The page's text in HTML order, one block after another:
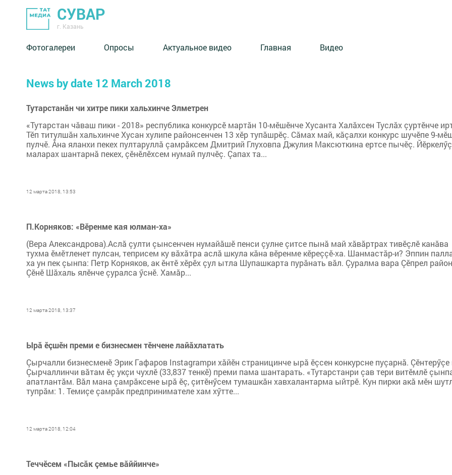
СУВАР
г. Казань
Фотогалереи Опросы Актуальное видео Главная Видео
News by date 12 March 2018
Тутарстанăн чи хитре пики хальхинче Элметрен
«Тутарстан чăваш пики - 2018» республика конкурсӗ мартăн 10-мӗшӗнче Хусанта Халăхсен Туслăх çуртĕнче
Тӗп титулшăн хальхинче Хусан хулипе районсенчен 13 хӗр тупăшрӗç. Сăмах май, кăçалхи конкурс шучӗпе 9-
пулчӗ. Ăна яланхи пекех пултаруллă çамрăксем Дмитрий Глуховпа Джулия Максюткина ертсе пычӗç.
маларах шантарнă пекех, çӗнӗлӗхсем нумай пулчӗç. Çапах та...
12 марта 2018, 13:53
П.Корняков: «Вӗренме кая юлман-ха»
(Вера Александрова).Аслă çулти çынсенчен нумайăшӗ пенси çулне çитсе пынă май хăвăртрах тивӗçлӗ канăва
тухма ӗмӗтленет пулсан, теприсем ку вăхăтра аслă шкула кăна вӗренме кӗреççӗ-ха. Шанмастăр-и? Эппин
ха ун пек çынпа: Петр Корняков, ак ӗнтӗ хӗрӗх çул ытла Шупашкарта пурăнать вăл. Çуралма вара Çӗпрел
Çӗнӗ Шăхаль ялӗнче çуралса ӳснӗ. Хамăр...
12 марта 2018, 13:37
Ырă ӗçшӗн преми е бизнесмен тӗнчене лайăхлатать
Çырчалли бизнесменӗ Эрик Гафаров Instagramри хăйӗн страницинче ырă ӗçсен конкурсне пуçарнă. Çӗнтерӳçе
Çырчаллинчи вăтам ӗç укçи чухлӗ (33,837 тенкӗ) преми пама шантарать. «Тутарстанри çав тери витӗмлӗ
апатлантăм. Вăл мана çамрăксене ырă ӗç, çитӗнӳсем тумашкăн хавхалантарма ыйтрӗ. Кун пирки акă мӗн
тупрăм: 1. Темиçе çамрăк предпринимателе хам хӳтте...
12 марта 2018, 12:04
Теччӗсем «Пысăк çемье вăййинче»